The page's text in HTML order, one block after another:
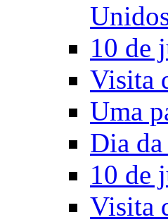
10 de
Visita
Uma
Dia da
10 de
Visita